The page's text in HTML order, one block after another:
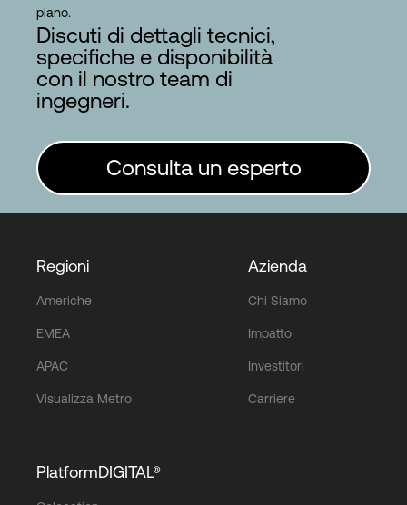
piano.
Discuti di dettagli tecnici,
specifiche e disponibilità
con il nostro team di
ingegneri.
Consulta un esperto
Regioni
Americhe
EMEA
APAC
Visualizza Metro
Azienda
Chi Siamo
Impatto
Investitori
Carriere
PlatformDIGITAL®